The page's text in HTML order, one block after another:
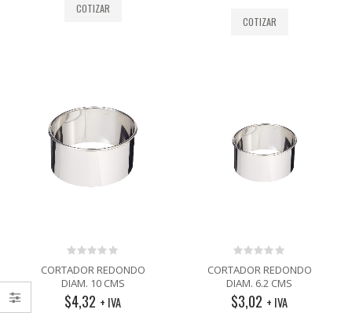
COTIZAR
COTIZAR
0
out
of
5
CORTADOR REDONDO
DIAM. 10 CMS
$4,32 + IVA
0
out
of
5
CORTADOR REDONDO
DIAM. 6.2 CMS
$3,02 + IVA